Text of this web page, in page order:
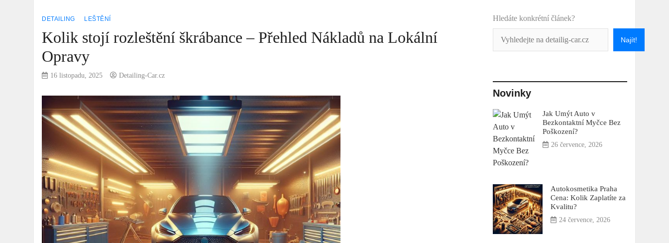
DETAILING LEŠTĚNÍ
Kolik stojí rozleštění škrábance – Přehled Nákladů na Lokální
Opravy
16 listopadu, 2025 Detailing-Car.cz
Hledáte konkrétní článek?
Najít!
Novinky
Jak Umýt Auto v
Bezkontaktní Myčce Bez
Poškození?
26 července, 2026
Autokosmetika Praha
Cena: Kolik Zaplatíte za
Kvalitu?
24 července, 2026